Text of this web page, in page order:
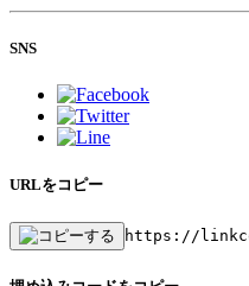
SNS
URLをコピー
https://